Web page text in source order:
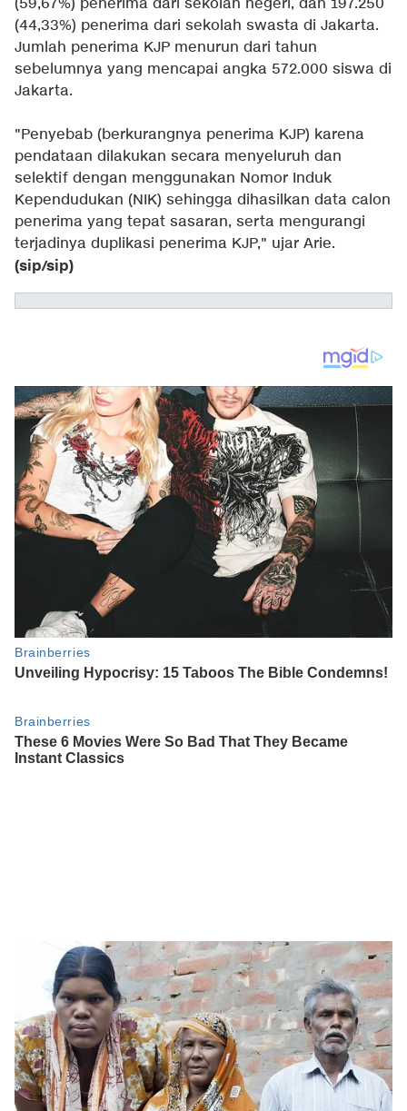
(59,67%) penerima dari sekolah negeri, dan 197.250
(44,33%) penerima dari sekolah swasta di Jakarta.
Jumlah penerima KJP menurun dari tahun
sebelumnya yang mencapai angka 572.000 siswa di
Jakarta.
"Penyebab (berkurangnya penerima KJP) karena
pendataan dilakukan secara menyeluruh dan
selektif dengan menggunakan Nomor Induk
Kependudukan (NIK) sehingga dihasilkan data calon
penerima yang tepat sasaran, serta mengurangi
terjadinya duplikasi penerima KJP," ujar Arie.
(sip/sip)